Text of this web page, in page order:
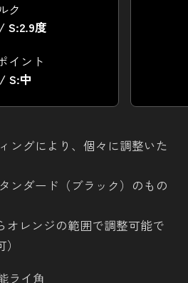
ク
S:2.9度
イント
S:中
ングにより、個々に調整いた
ンダード（ブラック）のもの
オレンジの範囲で調整可能で